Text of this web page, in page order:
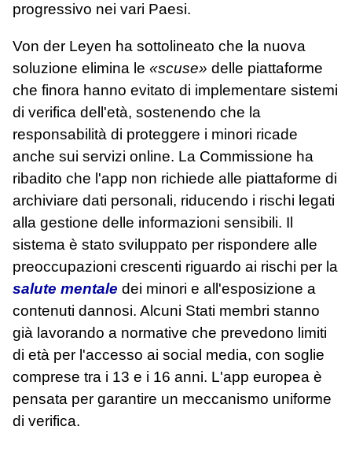
progressivo nei vari Paesi.
Von der Leyen ha sottolineato che la nuova
soluzione elimina le «scuse» delle piattaforme
che finora hanno evitato di implementare sistemi
di verifica dell'età, sostenendo che la
responsabilità di proteggere i minori ricade
anche sui servizi online. La Commissione ha
ribadito che l'app non richiede alle piattaforme di
archiviare dati personali, riducendo i rischi legati
alla gestione delle informazioni sensibili. Il
sistema è stato sviluppato per rispondere alle
preoccupazioni crescenti riguardo ai rischi per la
salute mentale dei minori e all'esposizione a
contenuti dannosi. Alcuni Stati membri stanno
già lavorando a normative che prevedono limiti
di età per l'accesso ai social media, con soglie
comprese tra i 13 e i 16 anni. L'app europea è
pensata per garantire un meccanismo uniforme
di verifica.